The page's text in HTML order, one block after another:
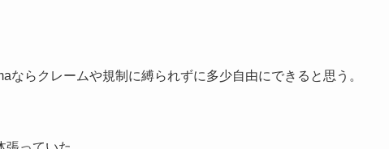
らクレームや規制に縛られずに多少自由にできると思う。